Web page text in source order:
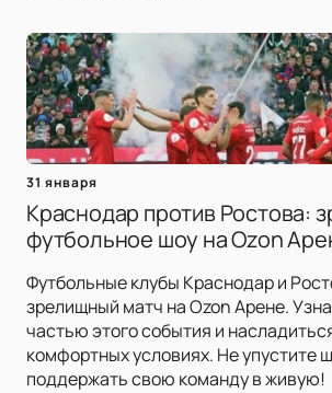
31 января
Краснодар против Ростова:
футбольное шоу на Ozon
Футбольные клубы Краснодар и
зрелищный матч на Ozon Арене.
частью этого события и
комфортных условиях. Не упустите
поддержать свою команду в живую!